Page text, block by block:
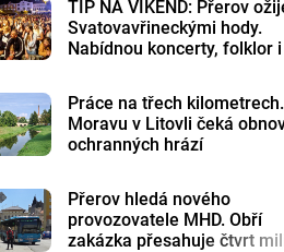
TIP NA VÍKEND: Přerov
Svatovavřineckými hody.
Nabídnou koncerty, folklor i
Práce na třech kilometrech.
Moravu v Litovli čeká
ochranných hrází
Přerov hledá nového
provozovatele MHD. Obří
zakázka přesahuje čtvrt